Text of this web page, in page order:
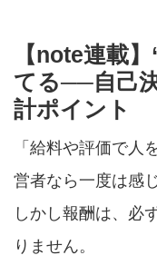
【note連載
てる──自己
計ポイント
「給料や評価で
営者なら一度は感
しかし報酬は、必
りません。